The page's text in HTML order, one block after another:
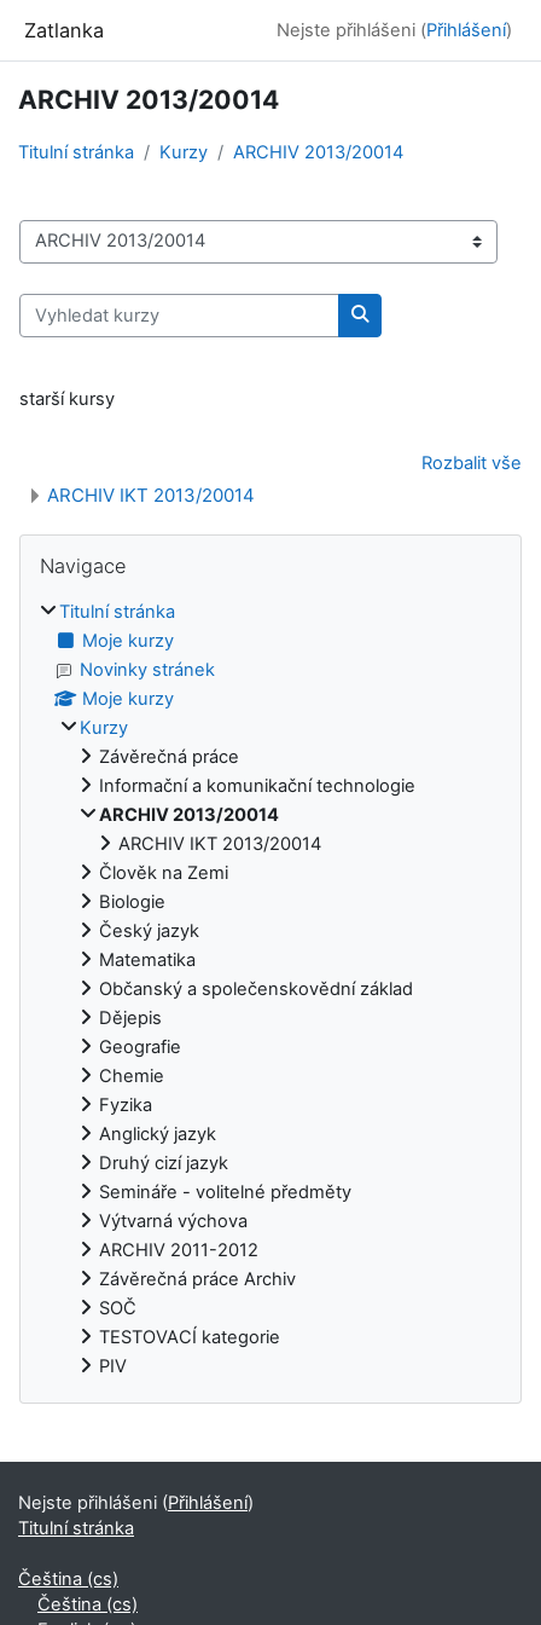
Zatlanka Nejste přihlášeni (Přihlášení)
ARCHIV 2013/20014
Titulní stránka Kurzy ARCHIV 2013/20014
Kategorie kurzů
Vyhledat kurzy
Vyhledat kurzy
starší kursy
Rozbalit vše
ARCHIV IKT 2013/20014
Bloky
Navigace
Titulní stránka
Moje kurzy
Novinky stránek
Moje kurzy
Kurzy
Závěrečná práce
Informační a komunikační technologie
ARCHIV 2013/20014
ARCHIV IKT 2013/20014
Člověk na Zemi
Biologie
Český jazyk
Matematika
Občanský a společenskovědní základ
Dějepis
Geografie
Chemie
Fyzika
Anglický jazyk
Druhý cizí jazyk
Semináře - volitelné předměty
Výtvarná výchova
ARCHIV 2011-2012
Závěrečná práce Archiv
SOČ
TESTOVACÍ kategorie
PIV
Doplňkové bloky
Nejste přihlášeni (Přihlášení)
Titulní stránka
Čeština ‎(cs)‎
Čeština ‎(cs)‎